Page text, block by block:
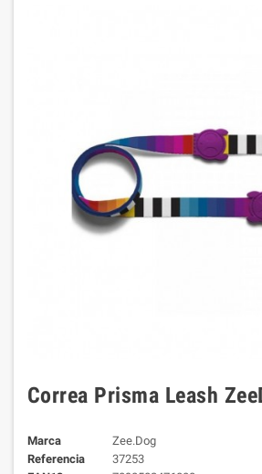
Correa Prisma Leash
Marca
Zee.Dog
Referencia
37253